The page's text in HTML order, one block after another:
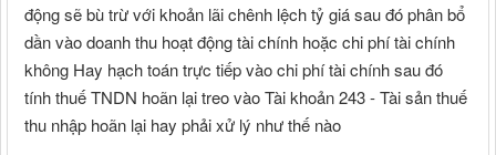
động sẽ bù trừ với khoản lãi chênh lệch tỷ giá sau đó phân bổ
dần vào doanh thu hoạt động tài chính hoặc chi phí tài chính
không Hay hạch toán trực tiếp vào chi phí tài chính sau đó
tính thuế TNDN hoãn lại treo vào Tài khoản 243 - Tài sản thuế
thu nhập hoãn lại hay phải xử lý như thế nào